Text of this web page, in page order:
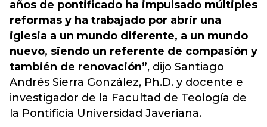
años de pontificado ha impulsado múltiples
reformas y ha trabajado por abrir una
iglesia a un mundo diferente, a un mundo
nuevo, siendo un referente de compasión y
también de renovación”, dijo Santiago
Andrés Sierra González, Ph.D. y docente e
investigador de la Facultad de Teología de
la Pontificia Universidad Javeriana.